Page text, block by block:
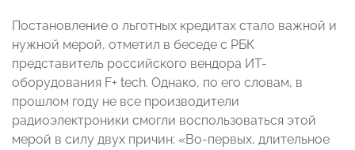
Постановление о льготных кредитах стало важной и
нужной мерой, отметил в беседе с РБК
представитель российского вендора ИТ-
оборудования F+ tech. Однако, по его словам, в
прошлом году не все производители
радиоэлектроники смогли воспользоваться этой
мерой в силу двух причин: «Во-первых, длительное